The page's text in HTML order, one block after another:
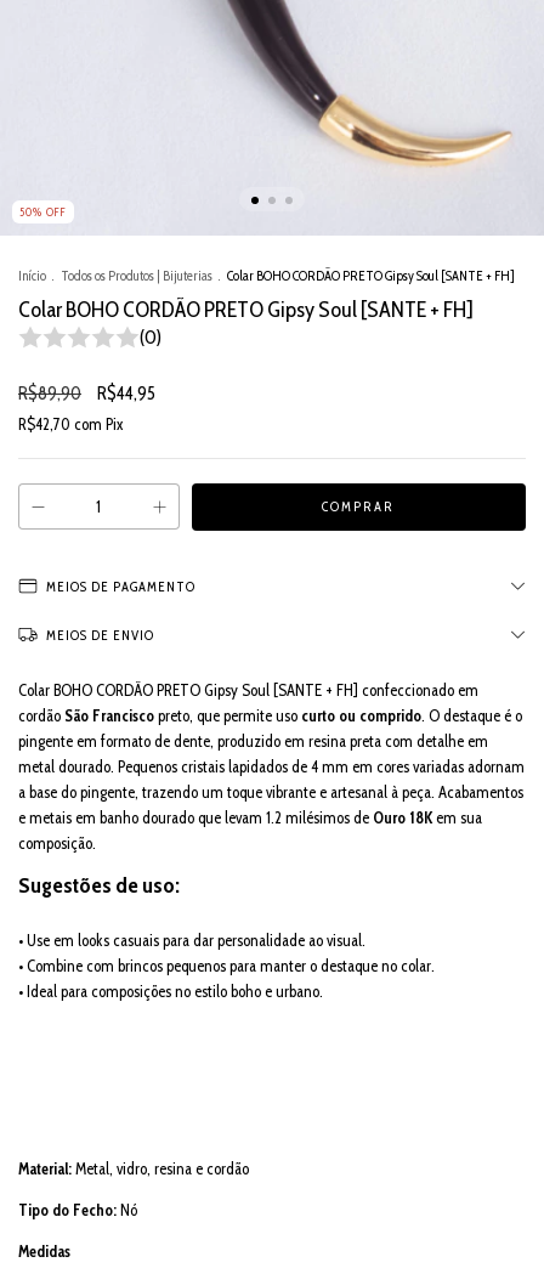
50% OFF
Início . Todos os Produtos | Bijuterias . Colar BOHO CORDÃO PRETO Gipsy Soul [SANTE + FH]
Colar BOHO CORDÃO PRETO Gipsy Soul [SANTE + FH]
(0)
R$89,90 R$44,95
R$42,70 com Pix
MEIOS DE PAGAMENTO
MEIOS DE ENVIO
Colar BOHO CORDÃO PRETO Gipsy Soul [SANTE + FH] confeccionado em
cordão São Franciscopreto, que permite uso curto ou comprido. O destaque é o
pingente em formato de dente, produzido em resina preta com detalhe em
metal dourado. Pequenos cristais lapidados de 4 mm em cores variadas adornam
a base do pingente, trazendo um toque vibrante e artesanal à peça. Acabamentos
e metais em banho dourado que levam 1.2 milésimos de Ouro 18Kem sua
composição.
Sugestões de uso:
• Use em looks casuais para dar personalidade ao visual.
• Combine com brincos pequenos para manter o destaque no colar.
• Ideal para composições no estilo boho e urbano.
Material:Metal, vidro, resina e cordão
Tipo do Fecho:Nó
Medidas